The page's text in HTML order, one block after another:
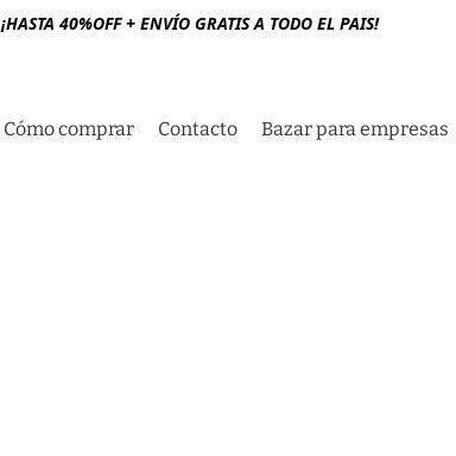
¡HASTA 40%OFF + ENVÍO GRATIS A TODO EL PAIS!
Cómo comprar Contacto Bazar para empresas